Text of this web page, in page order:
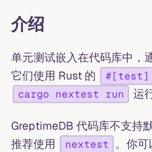
介绍
单元测试嵌入在代码库中，
它们使用 Rust 的
#[test]
cargo nextest run 运
GreptimeDB 代码库不支持
推荐使用
nextest 。你可